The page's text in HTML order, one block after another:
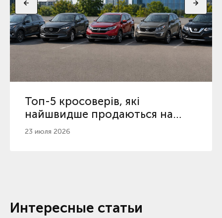
Топ-5 кросоверів, які
найшвидше продаються на
вторинному ринку
23 июля 2026
Интересные статьи